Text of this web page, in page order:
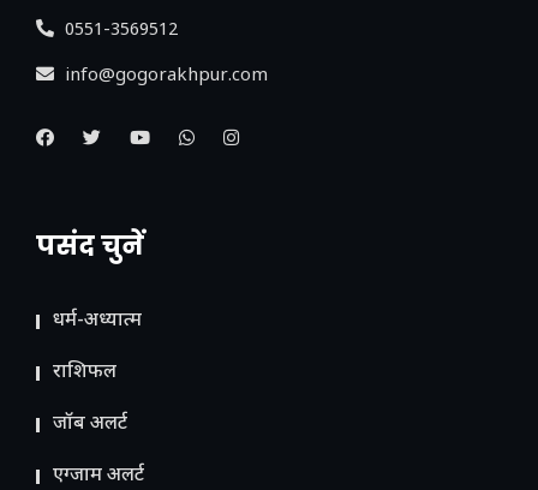
0551-3569512
info@gogorakhpur.com
पसंद चुनें
धर्म-अध्यात्म
राशिफल
जॉब अलर्ट
एग्जाम अलर्ट